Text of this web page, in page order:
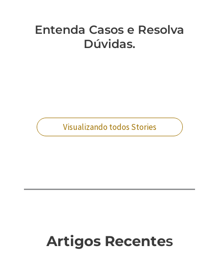
Entenda Casos e Resolva
Dúvidas.
Visualizando todos Stories
Artigos Recentes